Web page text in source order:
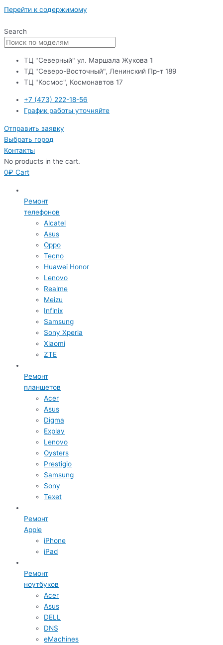
Перейти к содержимому
Search
ТЦ "Северный" ул. Маршала Жукова 1
ТД "Северо-Восточный", Ленинский Пр-т 189
ТЦ "Космос", Космонавтов 17
+7 (473) 222-18-56
График работы уточняйте
Отправить заявку
Выбрать город
Контакты
No products in the cart.
0₽ Cart
Ремонт
телефонов
Alcatel
Asus
Oppo
Tecno
Huawei Honor
Lenovo
Realme
Meizu
Infinix
Samsung
Sony Xperia
Xiaomi
ZTE
Ремонт
планшетов
Acer
Asus
Digma
Explay
Lenovo
Oysters
Prestigio
Samsung
Sony
Texet
Ремонт
Apple
iPhone
iPad
Ремонт
ноутбуков
Acer
Asus
DELL
DNS
eMachines